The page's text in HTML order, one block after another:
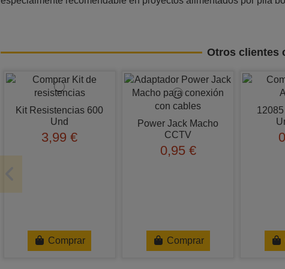
Otros clientes
Kit Resistencias 600
Und
3,99 €
Comprar
Power Jack Macho
CCTV
0,95 €
Comprar